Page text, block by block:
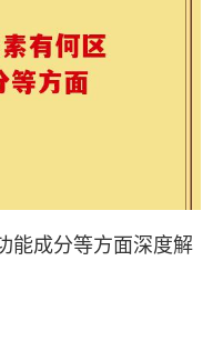
能成分等方面深度解